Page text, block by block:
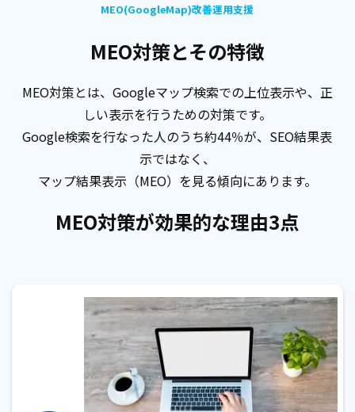
MEO(GoogleMap)改善運用支援
MEO対策とその特徴
MEO対策とは、Googleマップ検索での上位表示や、正
しい表示を行うための対策です。
Google検索を行なった人のうち約44％が、SEO結果表
示ではなく、
マップ結果表示（MEO）を見る傾向にあります。
MEO対策が効果的な理由3点